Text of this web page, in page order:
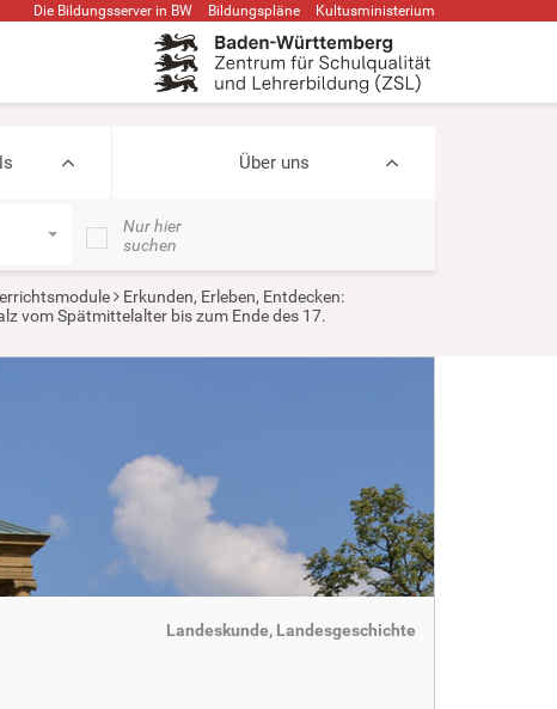
Die Bildungsserver in BW Bildungspläne Kultusministerium
Über uns
Nur hier
suchen
Erkunden, Erleben, Entdecken:
vom Spätmittelalter bis zum Ende des 17.
Landeskunde, Landesgeschichte